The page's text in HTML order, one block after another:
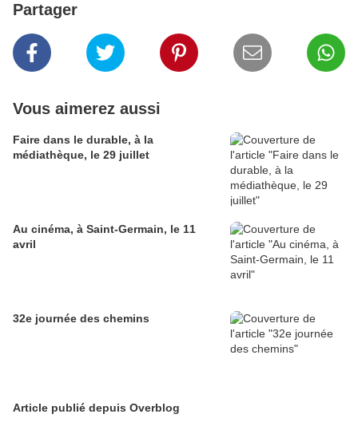
Partager
Vous aimerez aussi
Faire dans le durable, à la
médiathèque, le 29 juillet
Au cinéma, à Saint-Germain, le 11
avril
32e journée des chemins
Article publié depuis Overblog